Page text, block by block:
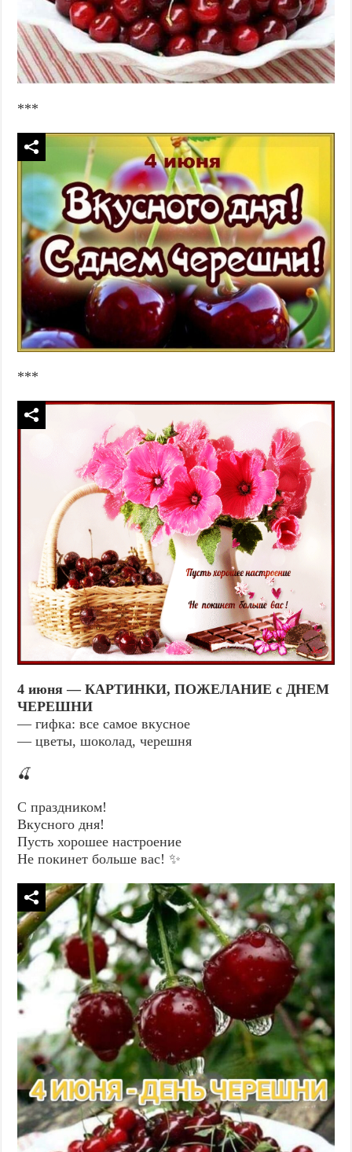
***
***
4 июня — КАРТИНКИ, ПОЖЕЛАНИЕ с ДНЕМ
ЧЕРЕШНИ
— гифка: все самое вкусное
— цветы, шоколад, черешня
🍒
С праздником!
Вкусного дня!
Пусть хорошее настроение
Не покинет больше вас! ✨